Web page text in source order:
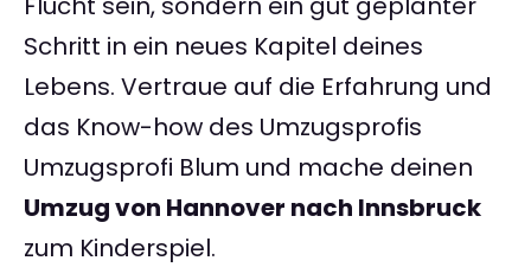
Schritt in ein neues Kapitel deines
Lebens. Vertraue auf die Erfahrung und
das Know-how des Umzugsprofis
Umzugsprofi Blum und mache deinen
Umzug von Hannover nach Innsbruck
zum Kinderspiel.